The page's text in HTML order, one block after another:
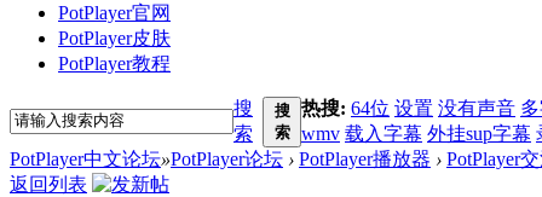
PotPlayer官网
PotPlayer皮肤
PotPlayer教程
搜
索
搜
索
热搜: 64位 设置 没有声音
wmv 载入字幕 外挂sup字幕
PotPlayer中文论坛»PotPlayer论坛 › PotPlayer播放器 › PotPlayer
返回列表